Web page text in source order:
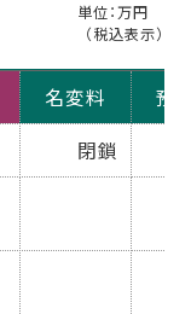
単位：万円
（税込表示）
名変料 預
閉鎖